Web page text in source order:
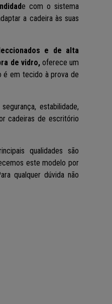
e com o sistema
a cadeira às suas
e de alta
de vidro,oferece um
é em tecido à prova de
estabilidade,
cadeiras de escritório
qualidades são
este modelo por
qualquer dúvida não